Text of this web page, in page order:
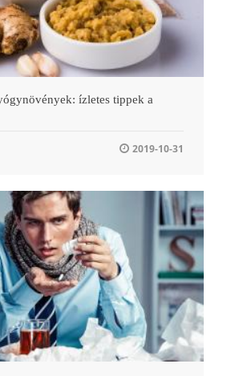
ízletes tippek a
2019-10-31